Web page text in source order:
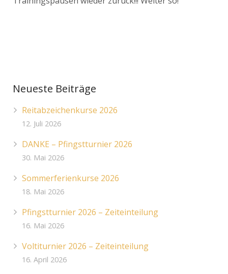
Neueste Beiträge
Reitabzeichenkurse 2026
12. Juli 2026
DANKE – Pfingstturnier 2026
30. Mai 2026
Sommerferienkurse 2026
18. Mai 2026
Pfingstturnier 2026 – Zeiteinteilung
16. Mai 2026
Voltiturnier 2026 – Zeiteinteilung
16. April 2026